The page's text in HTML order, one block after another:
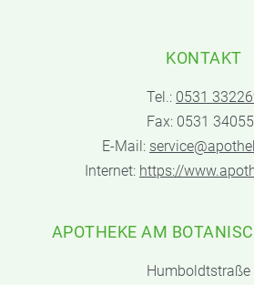
KONTAKT
Tel.: 0531
Fax: 0531
E-Mail:
Internet: https://
APOTHEKE AM
Humboldtstraße